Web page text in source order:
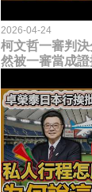
2026-04-24
柯文哲一審判
然被一審當成